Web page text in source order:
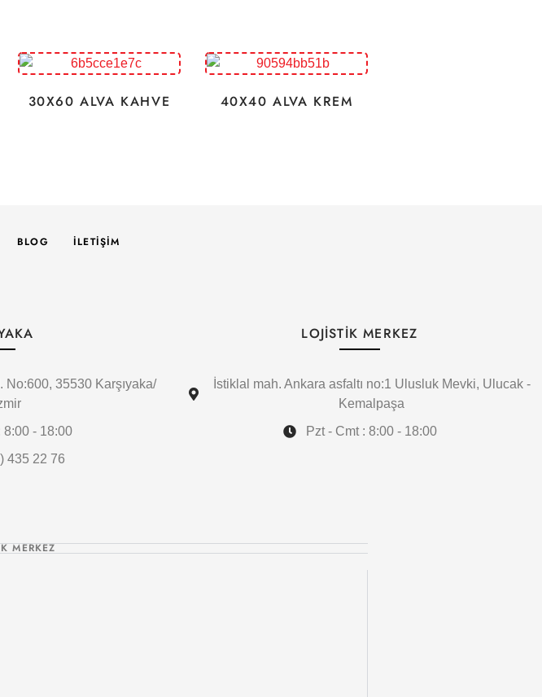
30X60 ALVA KAHVE 40X40 ALVA KREM
BLOG İLETIŞIM
35530 Karşıyaka/
8:00 - 18:00
435 22 76
LOJİSTİK MERKEZ
İstiklal mah. Ankara asfaltı no:1 Ulusluk Mevki, Ulucak -
Kemalpaşa
Pzt - Cmt : 8:00 - 18:00
MERKEZ